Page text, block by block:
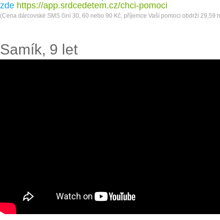
zde https://app.srdcedetem.cz/chci-pomoci
(Cena dárcovské SMS činí 30, 60 nebo 90 Kč, příjemce Vaší pomoci obdrží 29,59
Samík, 9 let